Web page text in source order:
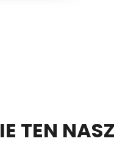
TEN